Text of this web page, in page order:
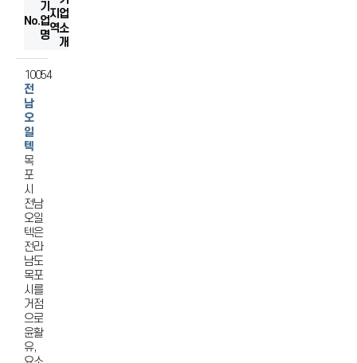
섬유
음식료품
No.
기
업
명
지
역
업
소
개
10054
전
남
오
일
텍
목
포
시
전남
오일
텍은
전라
남도
목포
시를
거점
으로
윤활
유,